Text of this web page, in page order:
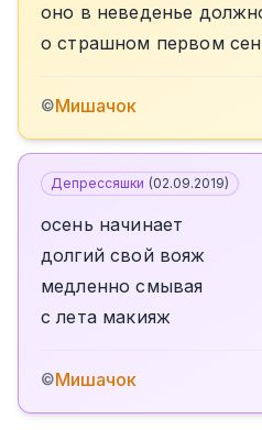
оно в неведенье
о страшном первом
©Мишачок
Депрессяшки (02.09.2019)
осень начинает
долгий свой вояж
медленно смывая
с лета макияж
©Мишачок